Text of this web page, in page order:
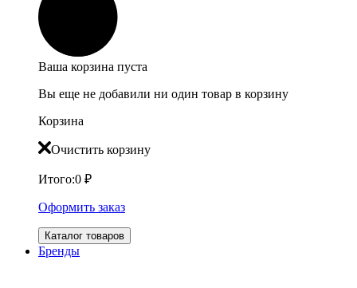
Ваша корзина пуста
Вы еще не добавили ни один товар в корзину
Корзина
Очистить корзину
Итого:0 ₽
Оформить заказ
Каталог товаров
Бренды